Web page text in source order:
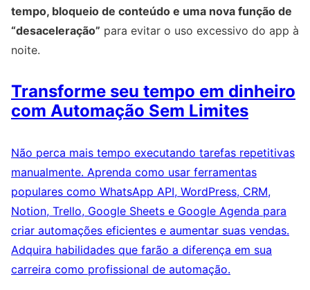
tempo, bloqueio de conteúdo e uma nova função de
“desaceleração” para evitar o uso excessivo do app à
noite.
Transforme seu tempo em dinheiro
com Automação Sem Limites
Não perca mais tempo executando tarefas repetitivas
manualmente. Aprenda como usar ferramentas
populares como WhatsApp API, WordPress, CRM,
Notion, Trello, Google Sheets e Google Agenda para
criar automações eficientes e aumentar suas vendas.
Adquira habilidades que farão a diferença em sua
carreira como profissional de automação.